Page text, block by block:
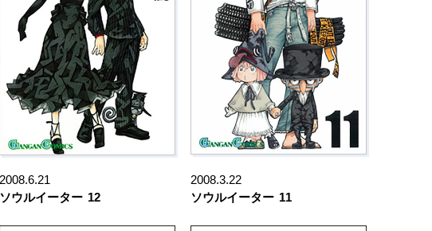
2008.6.21
ソウルイーター 12
2008.3.22
ソウルイーター 11